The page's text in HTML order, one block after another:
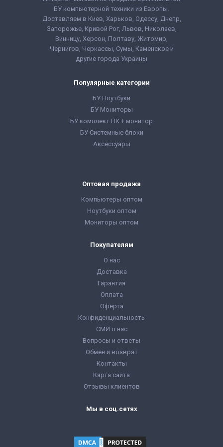
Процессор:
Core™ i7-8550U
Processor 8M Cache,
up to 4.00 GHz
Поколение
Процессора: Intel Core
i7 - 8gen
Форм-фактор: USFF
монитор, кабели
клавиатура, мышь,
расходная накладная
Процессор:
Core™ i5-8400
Processor 9M Cache,
up to 4.00 GHz
Поколение
Процессора: Intel Core
i5 - 8gen
Форм-фактор:
монитор, кабели
подключения,
клавиатура, мышь,
гарантийный талон,
расходная накладная
БУ компьютерной техники из Европы.
Доставляем в Киев, Харьков, Одессу, Днепр,
Запорожье, Кривой Рог, Львов, Николаев,
Винницу, Херсон, Полтаву, Житомир,
Чернигов, Черкассы, Сумы, Каменское и
другие города Украины
Популярные категории
БУ Ноутбуки
БУ Мониторы
БУ комплект ПК + монитор
БУ Системные блоки
Аксессуары
Оптовая продажа
Компьютеры оптом
Ноутбуки оптом
Мониторы оптом
Покупателям
О нас
Доставка
Гарантия
Оплата
Оферта
Конфиденциальность
СМИ о нас
Вопросы и ответы
Обмен и возврат
Контакты
Карта сайта
Отзывы клиентов
Мы в соц.сетях